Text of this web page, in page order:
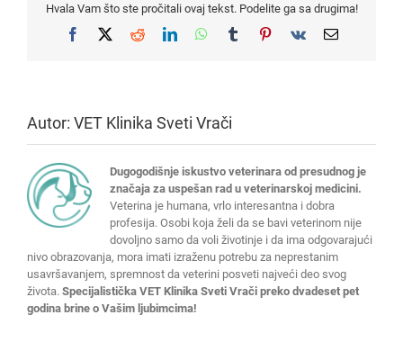
Hvala Vam što ste pročitali ovaj tekst. Podelite ga sa drugima!
Facebook
X RedditLinkedInWhatsApp
TumblrPinterest
Vk Email
Autor: VET Klinika Sveti Vrači
Dugogodišnje iskustvo veterinara od presudnog je
značaja za uspešan rad u veterinarskoj medicini.
Veterina je humana, vrlo interesantna i dobra
profesija. Osobi koja želi da se bavi veterinom nije
dovoljno samo da voli životinje i da ima odgovarajući
nivo obrazovanja, mora imati izraženu potrebu za neprestanim
usavršavanjem, spremnost da veterini posveti najveći deo svog
života. Specijalistička VET Klinika Sveti Vrači preko dvadeset pet
godina brine o Vašim ljubimcima!